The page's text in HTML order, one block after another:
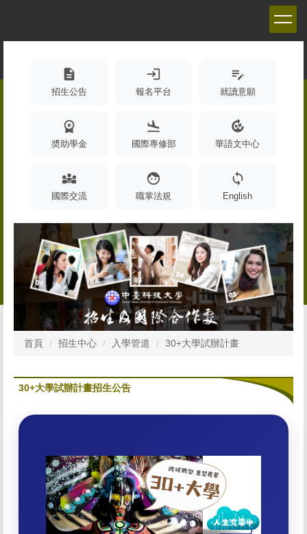
description
招生公告
login
報名平台
edit_note
就讀意願
workspace_premium
奬助學金
flight_land
國際專修部
compost
華語文中心
diversity_3
國際交流
face
職掌法規
sync
English
首頁 招生中心 入學管道 30+大學試辦計畫
30+大學試辦計畫招生公告